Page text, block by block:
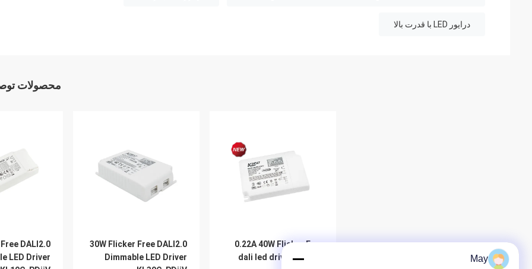
درایور LED با قدرت بالا
محصولات
LED Driver
30W Flicker Free DALI2.0
Dimmable LED Driver
0.22A 40W Flicker Free
dali led driver KL40C-
May